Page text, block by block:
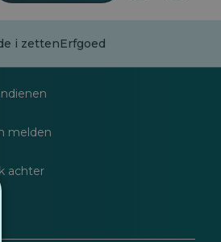
i zettenErfgoed
melden
achter